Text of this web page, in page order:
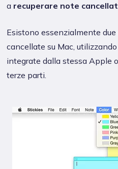
a recuperare note
Esistono essenzialmente
cancellate su Mac,
integrate dalla stessa Apple
terze parti.